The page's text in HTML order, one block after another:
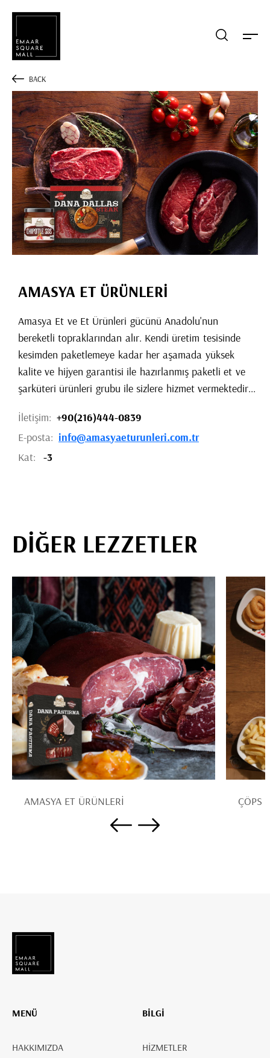
BACK
AMASYA ET ÜRÜNLERİ
Amasya Et ve Et Ürünleri gücünü Anadolu'nun
bereketli topraklarından alır. Kendi üretim tesisinde
kesimden paketlemeye kadar her aşamada yüksek
kalite ve hijyen garantisi ile hazırlanmış paketli et ve
şarküteri ürünleri grubu ile sizlere hizmet vermektedir...
İletişim: +90(216)444-0839
E-posta: info@amasyaeturunleri.com.tr
Kat:
-3
DİĞER LEZZETLER
AMASYA ET ÜRÜNLERİ ÇÖPS
MENÜ
HAKKIMIZDA
BİLGİ
HİZMETLER
Mağaza, restaurant, etkinlik arama
POPÜLER ARAMALAR
Alışveriş Lezzet Eğlence
Kampanyalar Etkinlik